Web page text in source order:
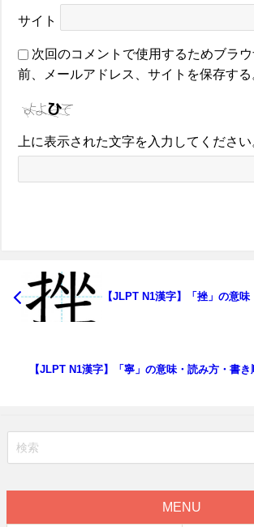
サイト
次回のコメントで使用するためブラ
前、メールアドレス、サイトを保存する
上に表示された文字を入力してください
【JLPT N1漢字】「挫」の意
【JLPT N1漢字】「寧」の意味・読み方・書き
MENU